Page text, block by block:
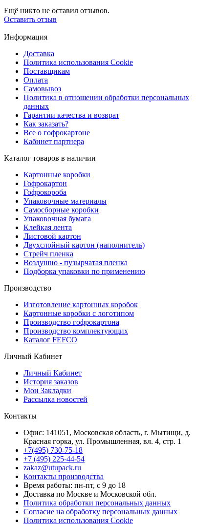
Ещё никто не оставил отзывов.
Оставить отзыв
Информация
Доставка
Политика использования Cookie
Поставщикам
Оплата
Самовывоз
Политика в отношении обработки персональных
данных
Гарантии качества и возврат
Как заказать?
Все о гофрокартоне
Кабинет партнера
Каталог товаров в наличии
Картонные коробки
Гофрокартон
Гофрокороба
Упаковочные материалы
Самосборные коробки
Упаковочная бумага
Клейкая лента
Листовой картон
Двухслойный картон (наполнитель)
Стрейч пленка
Воздушно - пузырчатая пленка
Подборка упаковки по применению
Производство
Изготовление картонных коробок
Картонные коробки с логотипом
Производство гофрокартона
Производство комплектующих
Каталог FEFCO
Личный Кабинет
Личный Кабинет
История заказов
Мои Закладки
Рассылка новостей
Контакты
Офис: 141051, Московская область, г. Мытищи, д.
Красная горка, ул. Промышленная, вл. 4, стр. 1
+7(495) 730-75-18
+7 (495) 225-44-54
zakaz@utupack.ru
Контакты производства
Время работы: пн-пт, с 9 до 18
Доставка по Москве и Московской обл.
Политика обработки персональных данных
Согласие на обработку персональных данных
Политика использования Cookie